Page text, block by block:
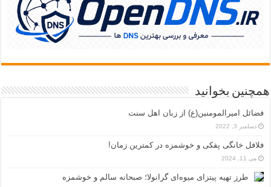
همچنین بخوانید
فضائل امیرالمومنین(ع) از زبان اهل سنت
دسامبر 3, 2022
فلافل خانگی پفکی و خوشمزه در کمترین زمان!
می 11, 2024
طرز تهیه پیتزای میوه‌ای گرانولا؛ صبحانه سالم و خوشمزه